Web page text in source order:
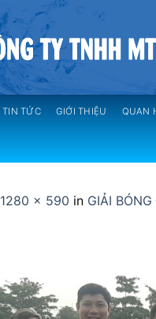
TIN TỨC GIỚI THIỆU QUAN
1280 × 590 in GIẢI